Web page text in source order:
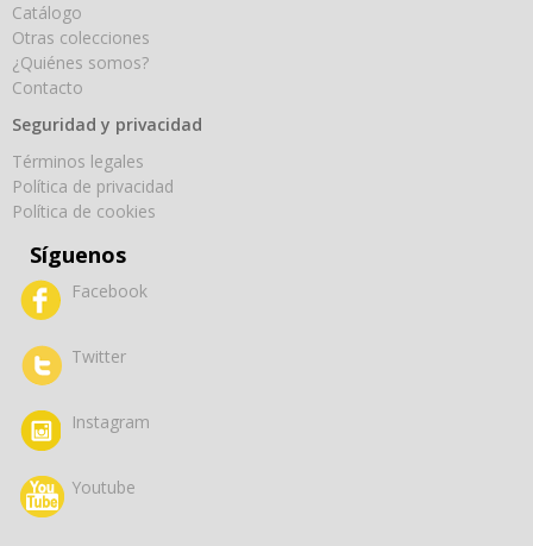
Catálogo
Otras colecciones
¿Quiénes somos?
Contacto
Seguridad y privacidad
Términos legales
Política de privacidad
Política de cookies
Síguenos
Facebook
Twitter
Instagram
Youtube